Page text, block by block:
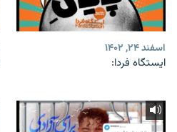
اسفند ۲۴, ۱۴۰۲
ایستگاه فردا: